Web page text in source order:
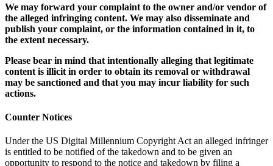
We may forward your complaint to the owner and/or vendor of
the alleged infringing content. We may also disseminate and
publish your complaint, or the information contained in it, to
the extent necessary.
Please bear in mind that intentionally alleging that legitimate
content is illicit in order to obtain its removal or withdrawal
may be sanctioned and that you may incur liability for such
actions.
Counter Notices
Under the US Digital Millennium Copyright Act an alleged infringer
is entitled to be notified of the takedown and to be given an
opportunity to respond to the notice and takedown by filing a